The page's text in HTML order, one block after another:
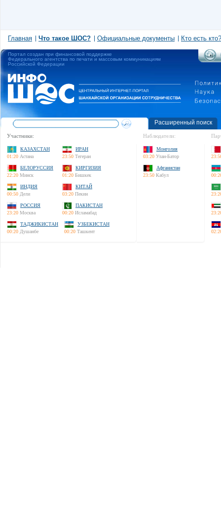
Главная Что такое ШОС? Официальные документы Кто есть кто?
Портал создан при финансовой поддержке
Федерального агентства по печати и массовым коммуникациям
Российской Федерации
Расширенный поиск
Участники:
КАЗАХСТАН
01:20 Астана
ИРАН
23:50 Тегеран
БЕЛОРУССИЯ
22:20 Минск
КИРГИЗИЯ
01:20 Бишкек
ИНДИЯ
00:50 Дели
КИТАЙ
03:20 Пекин
РОССИЯ
23:20 Москва
ПАКИСТАН
00:20 Исламабад
ТАДЖИКИСТАН
00:20 Душанбе
УЗБЕКИСТАН
00:20 Ташкент
Наблюдатели:
Монголия
03:20 Улан-Батор
Афганистан
23:50 Кабул